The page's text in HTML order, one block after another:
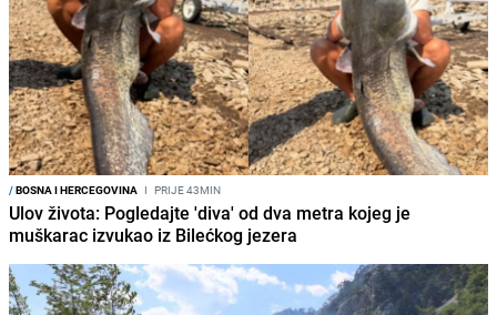
/BOSNA I HERCEGOVINA I PRIJE 43MIN
Ulov života: Pogledajte 'diva' od dva metra kojeg je
muškarac izvukao iz Bilećkog jezera